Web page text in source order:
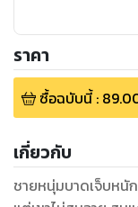
ราคา
ซื้อฉบับนี้:
เกี่ยวกับ
ชายหนุ่มบาดเจ็บหนั